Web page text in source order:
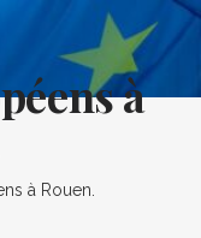
à
à Rouen.